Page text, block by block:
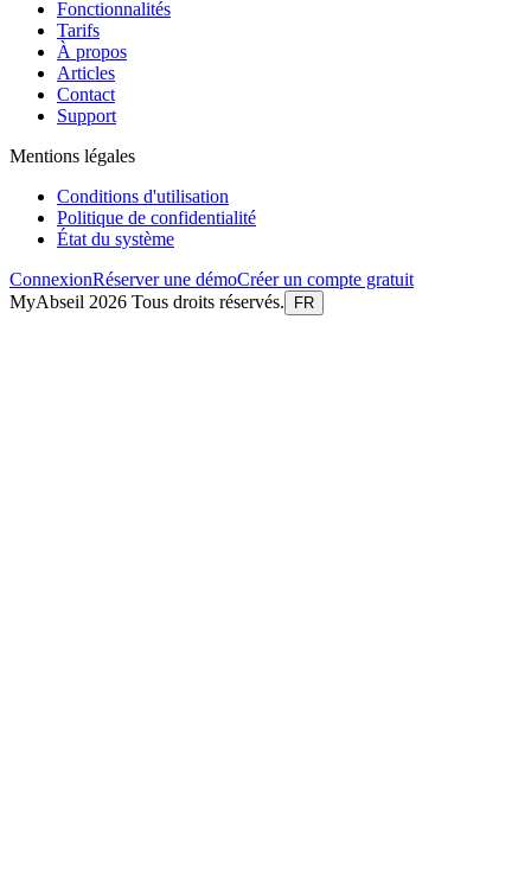
Fonctionnalités
Tarifs
À propos
Articles
Contact
Support
Mentions légales
Conditions d'utilisation
Politique de confidentialité
État du système
ConnexionRéserver une démoCréer un compte gratuit
MyAbseil 2026 Tous droits réservés.
FR